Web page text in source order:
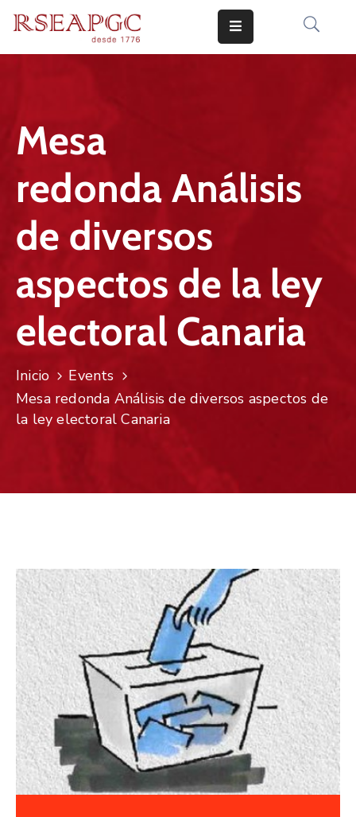
COMUNICADOS
CONOCERNOS
CONTACTO
Mesa
redonda Análisis
de diversos
aspectos de la ley
electoral Canaria
Inicio
Events
Mesa redonda Análisis de diversos aspectos de
la ley electoral Canaria